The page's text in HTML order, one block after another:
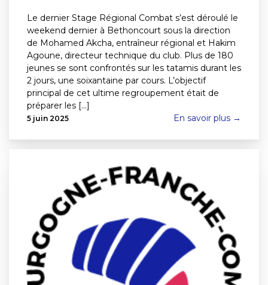
Le dernier Stage Régional Combat s’est déroulé le
weekend dernier à Bethoncourt sous la direction
de Mohamed Akcha, entraîneur régional et Hakim
Agoune, directeur technique du club. Plus de 180
jeunes se sont confrontés sur les tatamis durant les
2 jours, une soixantaine par cours. L’objectif
principal de cet ultime regroupement était de
préparer les [...]
5 juin 2025 En savoir plus →